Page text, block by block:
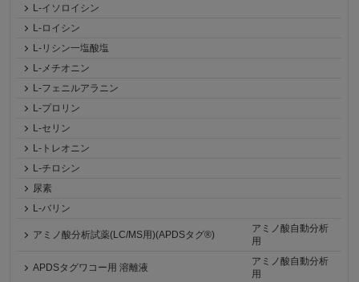
L-イソロイシン
L-ロイシン
L-リシン一塩酸塩
L-メチオニン
L-フェニルアラニン
L-プロリン
L-セリン
L-トレオニン
L-チロシン
尿素
L-バリン
アミノ酸分析試薬(LC/MS用)(APDSタグ®)
アミノ酸自動分析
用
APDSタグワコー用 溶離液
アミノ酸自動分析
用